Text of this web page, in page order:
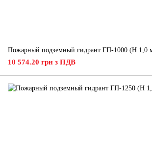
Пожарный подземный гидрант ГП-1000 (H 1,0
10 574.20 грн з ПДВ